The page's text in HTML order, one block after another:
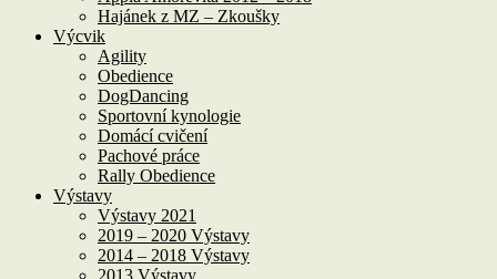
Hajánek z MZ – Zkoušky
Výcvik
Agility
Obedience
DogDancing
Sportovní kynologie
Domácí cvičení
Pachové práce
Rally Obedience
Výstavy
Výstavy 2021
2019 – 2020 Výstavy
2014 – 2018 Výstavy
2013 Výstavy